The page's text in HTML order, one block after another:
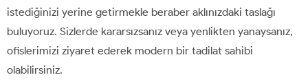
istediğinizi yerine getirmekle beraber aklınızdaki taslağı
buluyoruz. Sizlerde kararsızsanız veya yenlikten yanaysanız,
ofislerimizi ziyaret ederek modern bir tadilat sahibi
olabilirsiniz.